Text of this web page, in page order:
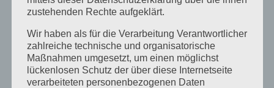
zustehenden Rechte aufgeklärt.
Wir haben als für die Verarbeitung Verantwortlicher
zahlreiche technische und organisatorische
Maßnahmen umgesetzt, um einen möglichst
lückenlosen Schutz der über diese Internetseite
verarbeiteten personenbezogenen Daten